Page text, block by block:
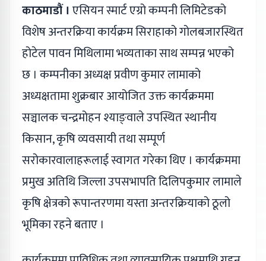
काठमाडौं । एसियन स्मार्ट एग्रो कम्पनी लिमिटेडको
विशेष अन्तरक्रिया कार्यक्रम सिराहाको गोलबजारस्थित
होटेल पावन मिथिलामा भव्यताका साथ सम्पन्न भएको
छ । कम्पनीका अध्यक्ष प्रवीण कुमार लामाको
अध्यक्षतामा शुक्रबार आयोजित उक्त कार्यक्रममा
सञ्चालक चन्द्रमोहन श्याङ्वाले उपस्थित स्थानीय
किसान, कृषि व्यवसायी तथा सम्पूर्ण
सरोकारवालाहरूलाई स्वागत गरेका थिए । कार्यक्रममा
प्रमुख अतिथि जिल्ला उपसभापति दिलिपकुमार लामाले
कृषि क्षेत्रको रूपान्तरणमा यस्ता अन्तरक्रियाको ठूलो
भूमिका रहने बताए ।